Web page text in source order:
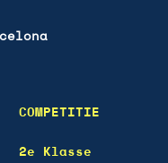
COMPETITIE
2e Klasse